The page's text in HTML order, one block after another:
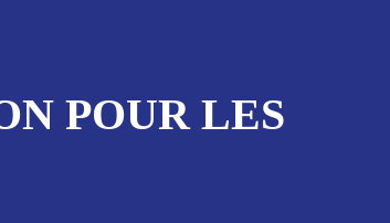
POUR LES